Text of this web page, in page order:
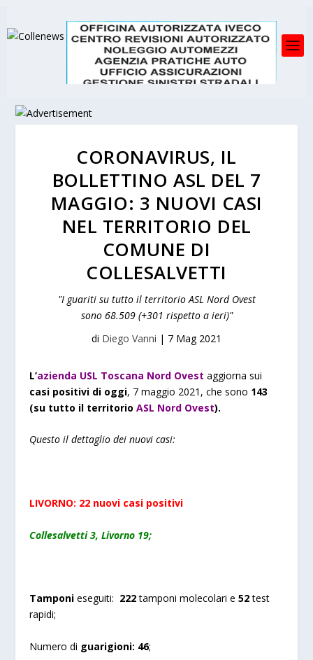
CORONAVIRUS, IL
BOLLETTINO ASL DEL 7
MAGGIO: 3 NUOVI CASI
NEL TERRITORIO DEL
COMUNE DI
COLLESALVETTI
"I guariti su tutto il territorio ASL Nord Ovest
sono 68.509 (+301 rispetto a ieri)"
di Diego Vanni | 7 Mag 2021
L’azienda USL Toscana Nord Ovest aggiorna sui
casi positivi di oggi, 7 maggio 2021, che sono 143
(su tutto il territorioASL Nord Ovest).
Questo il dettaglio dei nuovi casi:
LIVORNO: 22 nuovi casi positivi
Collesalvetti 3, Livorno 19;
Tamponi eseguiti: 222tamponi molecolari e52test
rapidi;
Numero di guarigioni: 46;